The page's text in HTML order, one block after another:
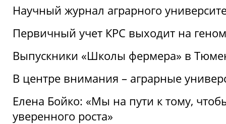
Научный журнал аграрного
Первичный учет КРС выходит на
Выпускники «Школы фермера» в
В центре внимания – аграрные
Елена Бойко: «Мы на пути к тому,
уверенного роста»